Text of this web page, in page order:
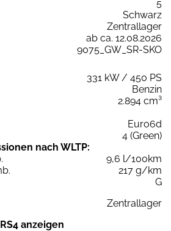
5
Schwarz
Zentrallager
ab ca. 12.08.2026
9075_GW_SR-SKO
331 kW / 450 PS
Benzin
2.894 cm³
Euro6d
4 (Green)
nach WLTP:
9,6 l/100km
217 g/km
G
Zentrallager
anzeigen